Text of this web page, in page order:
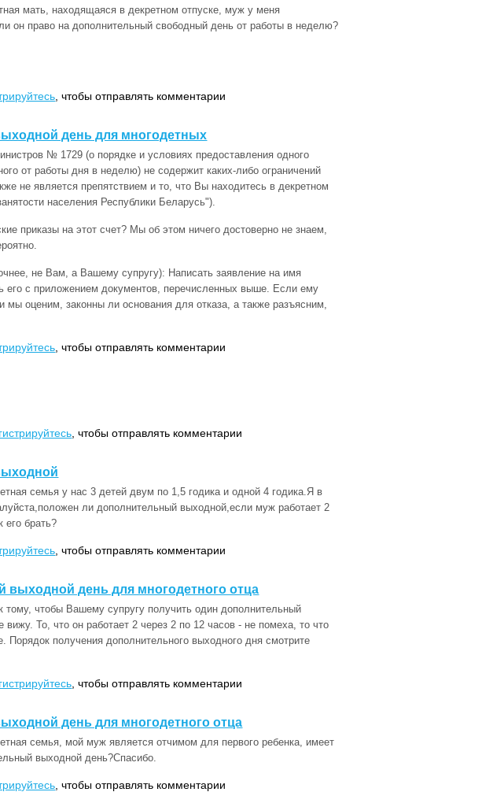
мать, находящаяся в декретном отпуске, муж у меня
он право на дополнительный свободный день от работы в неделю?
, чтобы отправлять комментарии
день для многодетных
№ 1729 (о порядке и условиях предоставления одного
от работы дня в неделю) не содержит каких-либо ограничений
не является препятствием и то, что Вы находитесь в декретном
населения Республики Беларусь").
приказы на этот счет? Мы об этом ничего достоверно не знаем,
не Вам, а Вашему супругу): Написать заявление на имя
его с приложением документов, перечисленных выше. Если ему
мы оценим, законны ли основания для отказа, а также разъясним,
, чтобы отправлять комментарии
, чтобы отправлять комментарии
семья у нас 3 детей двум по 1,5 годика и одной 4 годика.Я в
ли дополнительный выходной,если муж работает 2
его брать?
, чтобы отправлять комментарии
выходной день для многодетного отца
тому, чтобы Вашему супругу получить один дополнительный
То, что он работает 2 через 2 по 12 часов - не помеха, то что
Порядок получения дополнительного выходного дня смотрите
, чтобы отправлять комментарии
день для многодетного отца
семья, мой муж является отчимом для первого ребенка, имеет
выходной день?Спасибо.
, чтобы отправлять комментарии